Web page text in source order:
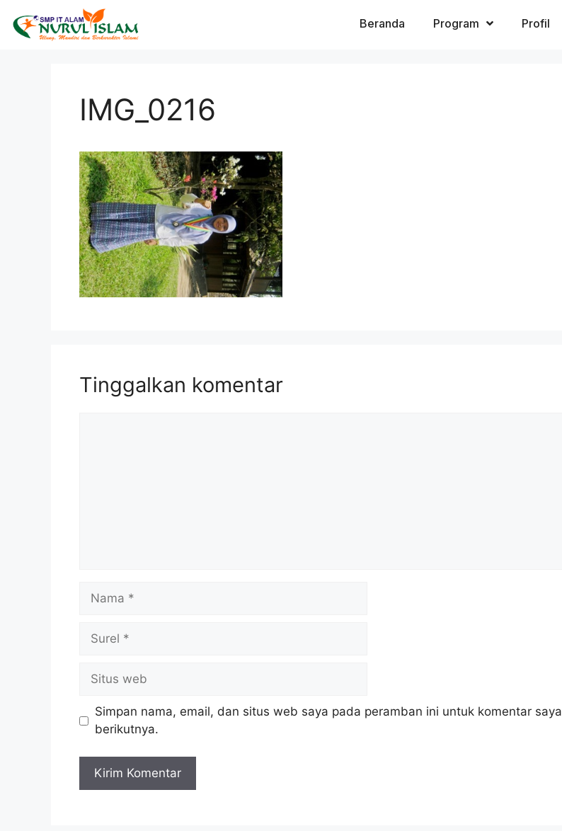
Beranda Program Profil
IMG_0216
Tinggalkan komentar
Simpan nama, email, dan situs web saya pada peramban ini untuk komentar saya
berikutnya.